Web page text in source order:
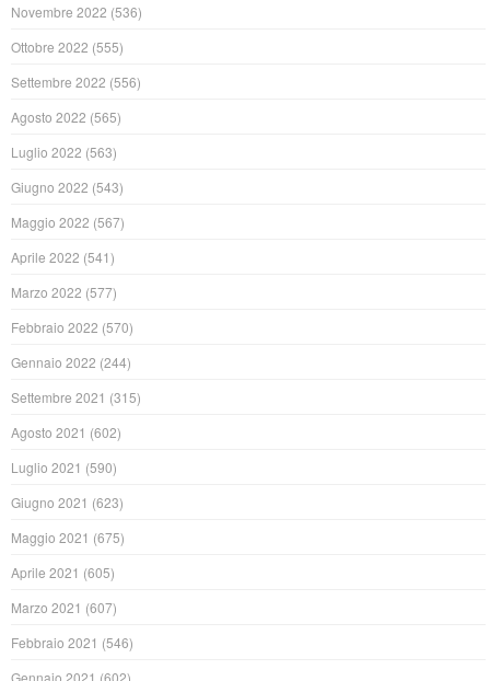
Novembre 2022 (536)
Ottobre 2022 (555)
Settembre 2022 (556)
Agosto 2022 (565)
Luglio 2022 (563)
Giugno 2022 (543)
Maggio 2022 (567)
Aprile 2022 (541)
Marzo 2022 (577)
Febbraio 2022 (570)
Gennaio 2022 (244)
Settembre 2021 (315)
Agosto 2021 (602)
Luglio 2021 (590)
Giugno 2021 (623)
Maggio 2021 (675)
Aprile 2021 (605)
Marzo 2021 (607)
Febbraio 2021 (546)
Gennaio 2021 (602)